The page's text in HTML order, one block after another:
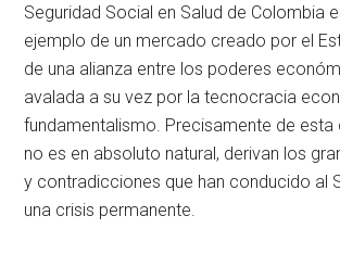
Seguridad Social en Salud de Colombia
ejemplo de un mercado creado por el
de una alianza entre los poderes
avalada a su vez por la tecnocracia
fundamentalismo. Precisamente de esta
no es en absoluto natural, derivan los
y contradicciones que han conducido al
una crisis permanente.